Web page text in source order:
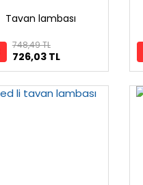
Tavan lambası
726,03 TL
748,49 TL